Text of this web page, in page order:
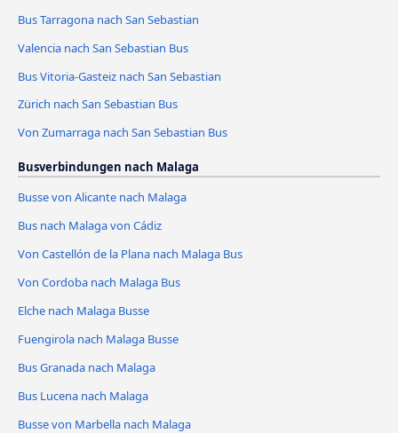
Bus Tarragona nach San Sebastian
Valencia nach San Sebastian Bus
Bus Vitoria-Gasteiz nach San Sebastian
Zürich nach San Sebastian Bus
Von Zumarraga nach San Sebastian Bus
Busverbindungen nach Malaga
Busse von Alicante nach Malaga
Bus nach Malaga von Cádiz
Von Castellón de la Plana nach Malaga Bus
Von Cordoba nach Malaga Bus
Elche nach Malaga Busse
Fuengirola nach Malaga Busse
Bus Granada nach Malaga
Bus Lucena nach Malaga
Busse von Marbella nach Malaga